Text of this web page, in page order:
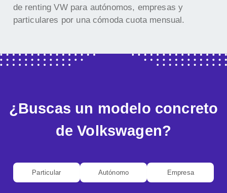
de renting VW para autónomos, empresas y
particulares por una cómoda cuota mensual.
¿Buscas un modelo concreto
de Volkswagen?
Particular Autónomo Empresa